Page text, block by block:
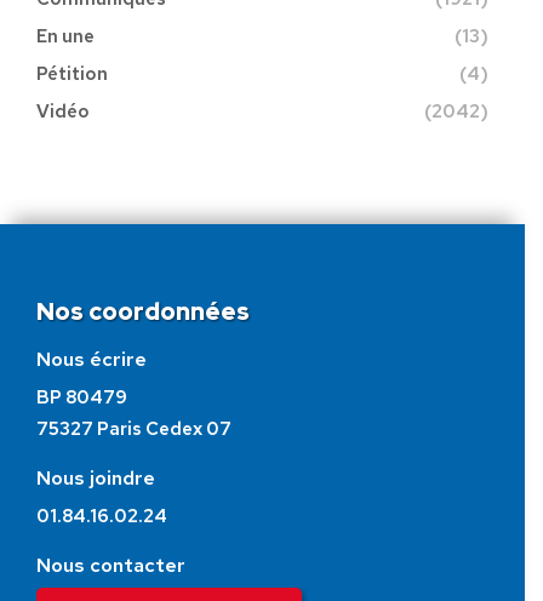
En une
(13)
Pétition
(4)
Vidéo
(2042)
Nos coordonnées
Nous écrire
BP 80479
75327 Paris Cedex 07
Nous joindre
01.84.16.02.24
Nous contacter